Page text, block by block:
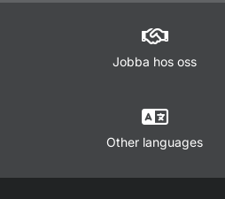
Jobba hos oss
Other languages